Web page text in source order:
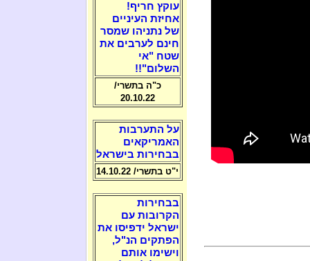
עוקץ חריף!
אחיזת העיניים
של נתניהו שמסר
חינם לערבים את
שטח "אי
השלום"!!
כ"ה בתשרי/
20.10.22
על התערבות
האמריקאים
בבחירות בישראל
י"ט בתשרי/ 14.10.22
בבחירות
הקרובות עם
ישראל ידפיסו את
הפתקים הנ"ל,
וישימו אותם